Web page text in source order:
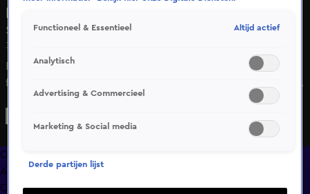
Seizoen 7, aflevering 67
3 dec 2024, 18:54
Fred laat Marianne gelijk zien dat je met hem wel een
feestje kunt bouwen. Maar muziek is voor hem niet alleen
maar lol maken en leuk doen, Fred mag ook graag praten
Joy gelijk te verrassen met een unieke openingszin.
Overzicht
Afleveringen
Clips
Functioneel & Essentieel Altijd actief
Analytisch
Advertising & Commercieel
Marketing & Social media
Derde partijen lijst